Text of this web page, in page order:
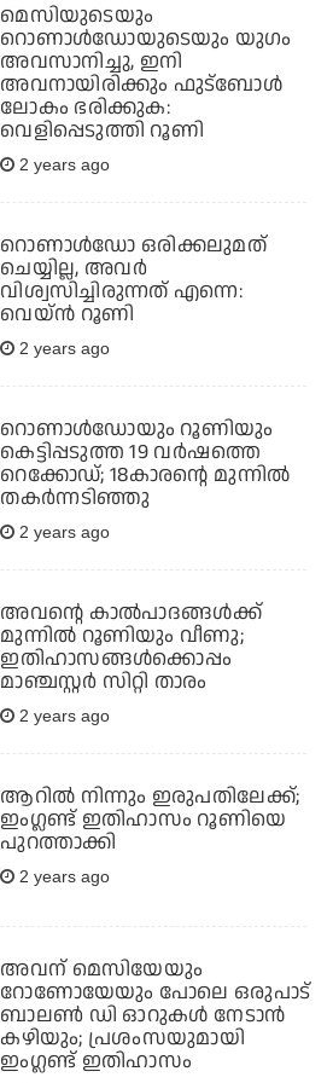
മെസിയുടെയും
റൊണാൾഡോയുടെയും യുഗം
അവസാനിച്ചു, ഇനി
അവനായിരിക്കും ഫുട്ബോൾ
ലോകം ഭരിക്കുക:
വെളിപ്പെടുത്തി റൂണി
2 years ago
റൊണാള്‍ഡോ ഒരിക്കലുമത്
ചെയ്യില്ല, അവര്‍
വിശ്വസിച്ചിരുന്നത് എന്നെ:
വെയ്ന്‍ റൂണി
2 years ago
റൊണാൾഡോയും റൂണിയും
കെട്ടിപ്പടുത്ത 19 വർഷത്തെ
റെക്കോഡ്; 18കാരന്റെ മുന്നിൽ
തകർന്നടിഞ്ഞു
2 years ago
അവന്റെ കാൽപാദങ്ങൾക്ക്
മുന്നിൽ റൂണിയും വീണു;
ഇതിഹാസങ്ങൾക്കൊപ്പം
മാഞ്ചസ്റ്റർ സിറ്റി താരം
2 years ago
ആറില്‍ നിന്നും ഇരുപതിലേക്ക്;
ഇംഗ്ലണ്ട് ഇതിഹാസം റൂണിയെ
പുറത്താക്കി
2 years ago
അവന് മെസിയേയും
റോണോയേയും പോലെ ഒരുപാട്
ബാലണ്‍ ഡി ഓറുകള്‍ നേടാന്‍
കഴിയും; പ്രശംസയുമായി
ഇംഗ്ലണ്ട് ഇതിഹാസം